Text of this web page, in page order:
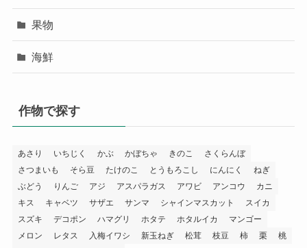
果物
海鮮
作物で探す
あさり いちじく かぶ かぼちゃ きのこ
さくらんぼ
さつまいも
そら豆 たけのこ とうもろこし にんにく
ねぎ
ぶどう
りんご アジ アスパラガス アワビ アンコウ
カニ
キス
キャベツ サザエ サンマ シャインマスカット
スイカ
スズキ
デコポン ハマグリ ホタテ ホタルイカ
マンゴー
メロン
レタス 入梅イワシ 新玉ねぎ 松茸 枝豆 柿 栗
桃